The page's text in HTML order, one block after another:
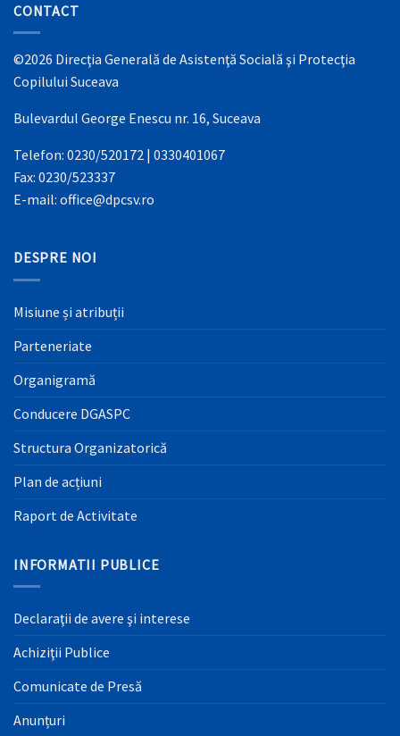
CONTACT
©2026 Direcţia Generală de Asistenţă Socială şi Protecţia
Copilului Suceava
Bulevardul George Enescu nr. 16, Suceava
Telefon: 0230/520172 | 0330401067
Fax: 0230/523337
E-mail: office@dpcsv.ro
DESPRE NOI
Misiune și atribuții
Parteneriate
Organigramă
Conducere DGASPC
Structura Organizatorică
Plan de acțiuni
Raport de Activitate
INFORMATII PUBLICE
Declaraţii de avere şi interese
Achiziţii Publice
Comunicate de Presă
Anunțuri